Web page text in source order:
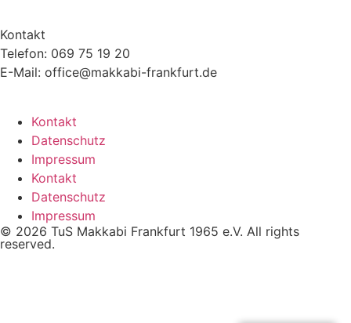
Kontakt
Telefon: 069 75 19 20
E-Mail: office@makkabi-frankfurt.de
Kontakt
Datenschutz
Impressum
Kontakt
Datenschutz
Impressum
© 2026 TuS Makkabi Frankfurt 1965 e.V. All rights
reserved.